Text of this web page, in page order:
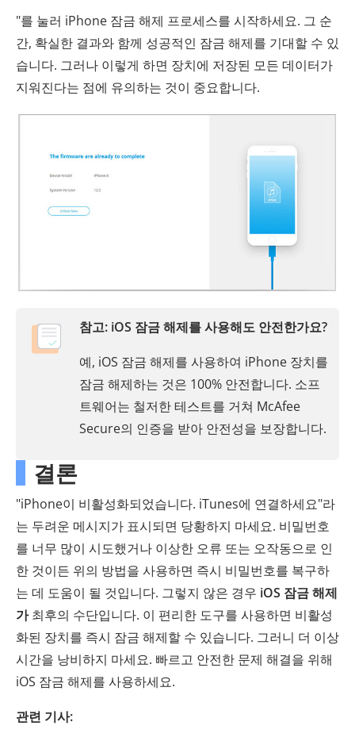
"를 눌러 iPhone 잠금 해제 프로세스를 시작하세요. 그 순
간, 확실한 결과와 함께 성공적인 잠금 해제를 기대할 수 있
습니다. 그러나 이렇게 하면 장치에 저장된 모든 데이터가
지워진다는 점에 유의하는 것이 중요합니다.
참고: iOS 잠금 해제를 사용해도 안전한가요?
예, iOS 잠금 해제를 사용하여 iPhone 장치를
잠금 해제하는 것은 100% 안전합니다. 소프
트웨어는 철저한 테스트를 거쳐 McAfee
Secure의 인증을 받아 안전성을 보장합니다.
결론
"iPhone이 비활성화되었습니다. iTunes에 연결하세요"라
는 두려운 메시지가 표시되면 당황하지 마세요. 비밀번호
를 너무 많이 시도했거나 이상한 오류 또는 오작동으로 인
한 것이든 위의 방법을 사용하면 즉시 비밀번호를 복구하
는 데 도움이 될 것입니다. 그렇지 않은 경우 iOS 잠금 해제
가최후의 수단입니다. 이 편리한 도구를 사용하면 비활성
화된 장치를 즉시 잠금 해제할 수 있습니다. 그러니 더 이상
시간을 낭비하지 마세요. 빠르고 안전한 문제 해결을 위해
iOS 잠금 해제를 사용하세요.
관련 기사: